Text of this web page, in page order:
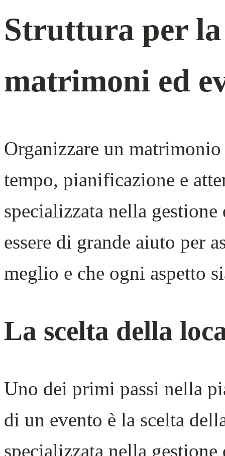
Struttura per la
matrimoni ed
Organizzare un
tempo, pianificazione e
specializzata nella
essere di grande aiuto per
meglio e che ogni aspetto
La scelta della
Uno dei primi passi nella
di un evento è la scelta
specializzata nella